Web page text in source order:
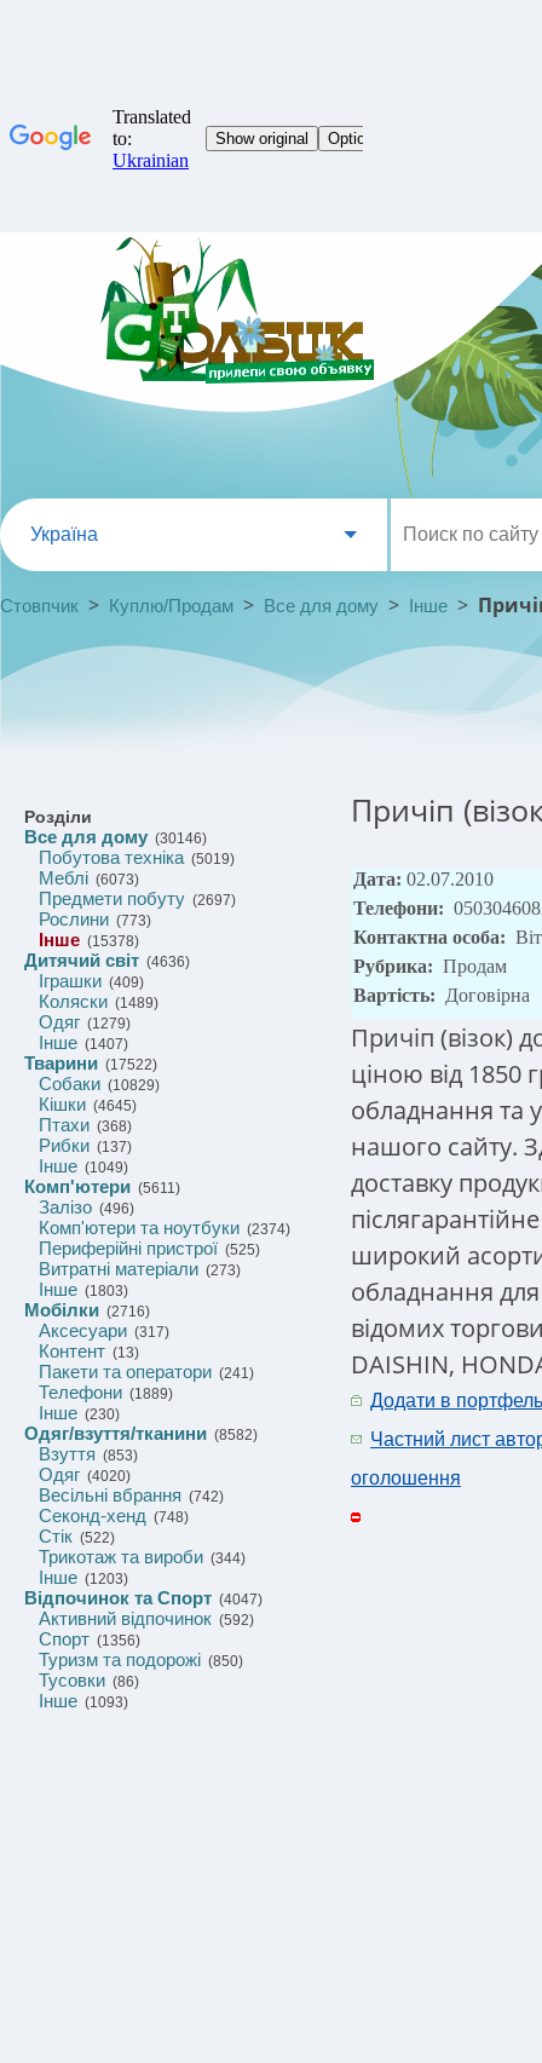
Україна
Стовпчик > Куплю/Продам > Все для дому > Інше >
Розділи
Все для дому (30146)
Побутова техніка(5019)
Меблі (6073)
Предмети побуту (2697)
Рослини (773)
Інше (15378)
Дитячий світ (4636)
Іграшки (409)
Коляски (1489)
Одяг (1279)
Інше (1407)
Тварини (17522)
Собаки (10829)
Кішки (4645)
Птахи (368)
Рибки (137)
Інше (1049)
Комп'ютери (5611)
Залізо (496)
Комп'ютери та ноутбуки (2374)
Периферійні пристрої (525)
Витратні матеріали (273)
Інше (1803)
Мобілки (2716)
Аксесуари (317)
Контент (13)
Пакети та оператори (241)
Телефони (1889)
Інше (230)
Одяг/взуття/тканини (8582)
Взуття (853)
Одяг (4020)
Весільні вбрання (742)
Секонд-хенд (748)
Стік (522)
Трикотаж та вироби (344)
Інше (1203)
Відпочинок та Спорт (4047)
Активний відпочинок (592)
Спорт (1356)
Туризм та подорожі (850)
Тусовки (86)
Інше (1093)
Причіп
Дата: 02.07.2010
Телефони:
Контактна особа:
Рубрика: Продам
Вартість: Договірна
Причіп (візок)
ціною від 1850
обладнання та
нашого сайту.
доставку
широкий
обладнання для
відомих
DAISHIN,
Додати в портфель
Частний лист
оголошення